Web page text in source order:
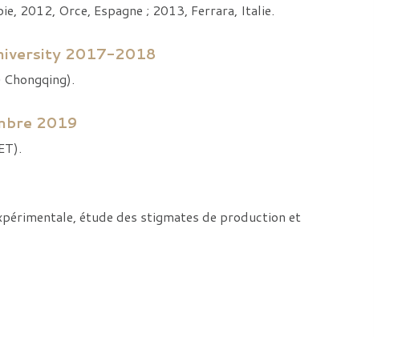
2012, Orce, Espagne ; 2013, Ferrara, Italie.
2017-2018
2019
étude des stigmates de production et